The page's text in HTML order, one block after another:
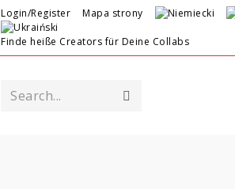
Login/Register Mapa strony
Finde heiße Creators für Deine Collabs
Search...